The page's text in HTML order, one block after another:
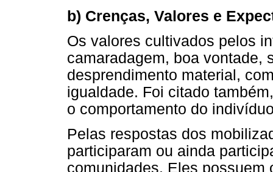
b) Crenças, Valores e
Os valores cultivados pelos
camaradagem, boa vontade,
desprendimento material,
igualdade. Foi citado
o comportamento do
Pelas respostas dos
participaram ou ainda
comunidades. Eles possuem